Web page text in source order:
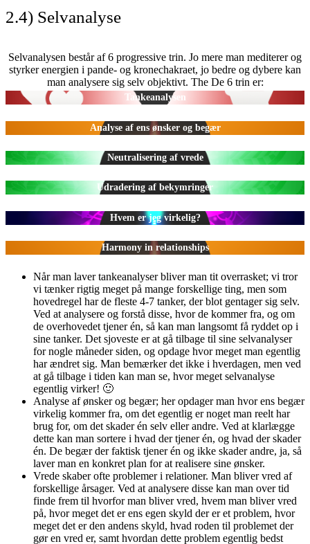
2.4) Selvanalyse
Selvanalysen består af 6 progressive trin. Jo mere man mediterer og
styrker energien i pande- og kronechakraet, jo bedre og dybere kan
man analysere sig selv objektivt. The De 6 trin er:
Tankeanalysen
Analyse af ens ønsker og begær
Neutralisering af vrede
Udradering af bekymringer
Hvem er jeg virkelig?
Harmony in relationships
Når man laver tankeanalyser bliver man tit overrasket; vi tror
vi tænker rigtig meget på mange forskellige ting, men som
hovedregel har de fleste 4-7 tanker, der blot gentager sig selv.
Ved at analysere og forstå disse, hvor de kommer fra, og om
de overhovedet tjener én, så kan man langsomt få ryddet op i
sine tanker. Det sjoveste er at gå tilbage til sine selvanalyser
for nogle måneder siden, og opdage hvor meget man egentlig
har ændret sig. Man bemærker det ikke i hverdagen, men ved
at gå tilbage i tiden kan man se, hvor meget selvanalyse
egentlig virker! 🙂
Analyse af ønsker og begær; her opdager man hvor ens begær
virkelig kommer fra, om det egentlig er noget man reelt har
brug for, om det skader én selv eller andre. Ved at klarlægge
dette kan man sortere i hvad der tjener én, og hvad der skader
én. De begær der faktisk tjener én og ikke skader andre, ja, så
laver man en konkret plan for at realisere sine ønsker.
Vrede skaber ofte problemer i relationer. Man bliver vred af
forskellige årsager. Ved at analysere disse kan man over tid
finde frem til hvorfor man bliver vred, hvem man bliver vred
på, hvor meget det er ens egen skyld der er et problem, hvor
meget det er den andens skyld, hvad roden til problemet der
gør en vred er, samt hvordan dette problem egentlig bedst